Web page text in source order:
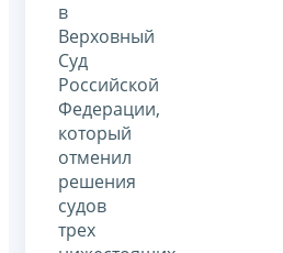
в
Верховный
Суд
Российской
Федерации,
который
отменил
решения
судов
трех